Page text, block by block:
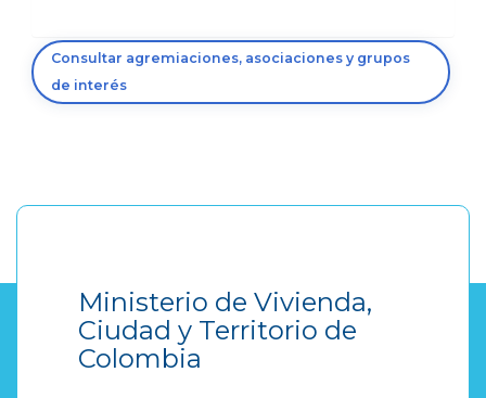
Consultar agremiaciones, asociaciones y grupos
de interés
Ministerio de Vivienda,
Ciudad y Territorio de
Colombia